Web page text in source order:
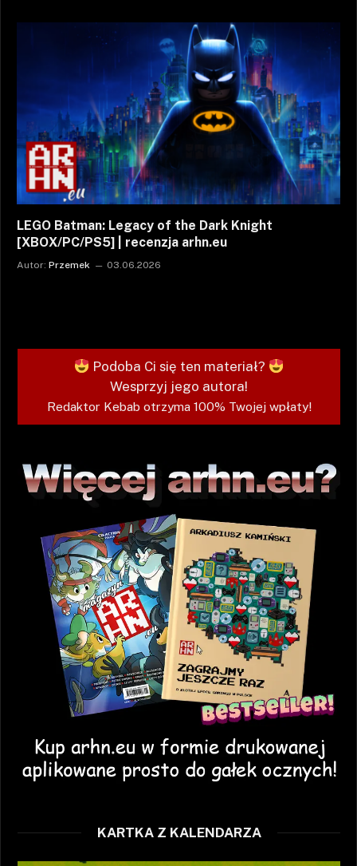
LEGO Batman: Legacy of the Dark Knight
[XBOX/PC/PS5] | recenzja arhn.eu
Autor: Przemek 03.06.2026
Podoba Ci się ten materiał?
Wesprzyj jego autora!
Redaktor Kebab otrzyma 100% Twojej wpłaty!
KARTKA Z KALENDARZA